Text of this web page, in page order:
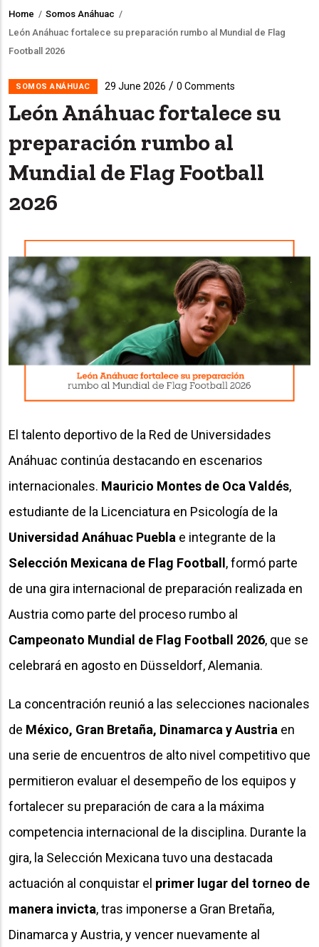
Breadcrumb
Home / Somos Anáhuac /
León Anáhuac fortalece su preparación rumbo al Mundial de Flag
Football 2026
SOMOS ANÁHUAC 29 June 2026 / 0 Comments
León Anáhuac fortalece su
preparación rumbo al
Mundial de Flag Football
2026
El talento deportivo de la Red de Universidades
Anáhuac continúa destacando en escenarios
internacionales. Mauricio Montes de Oca Valdés,
estudiante de la Licenciatura en Psicología de la
Universidad Anáhuac Puebla e integrante de la
Selección Mexicana de Flag Football , formó parte
de una gira internacional de preparación realizada en
Austria como parte del proceso rumbo al
Campeonato Mundial de Flag Football 2026, que se
celebrará en agosto en Düsseldorf, Alemania.
La concentración reunió a las selecciones nacionales
de México, Gran Bretaña, Dinamarca y Austria en
una serie de encuentros de alto nivel competitivo que
permitieron evaluar el desempeño de los equipos y
fortalecer su preparación de cara a la máxima
competencia internacional de la disciplina. Durante la
gira, la Selección Mexicana tuvo una destacada
actuación al conquistar el primer lugar del torneo de
manera invicta, tras imponerse a Gran Bretaña,
Dinamarca y Austria, y vencer nuevamente al